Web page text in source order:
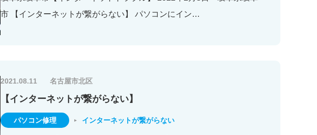
市 【インターネットが繋がらない】 パソコンにイン…
【インターネットが繋がらない】
2021.08.11 名古屋市北区
パソコン修理 インターネットが繋がらない